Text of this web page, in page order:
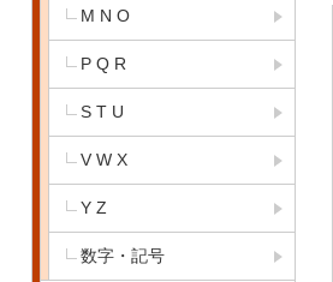
M N O
P Q R
S T U
V W X
Y Z
数字・記号